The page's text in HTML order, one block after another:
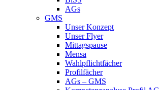
AGs
GMS
Unser Konzept
Unser Flyer
Mittagspause
Mensa
Wahlpflichtfächer
Profilfächer
AGs – GMS